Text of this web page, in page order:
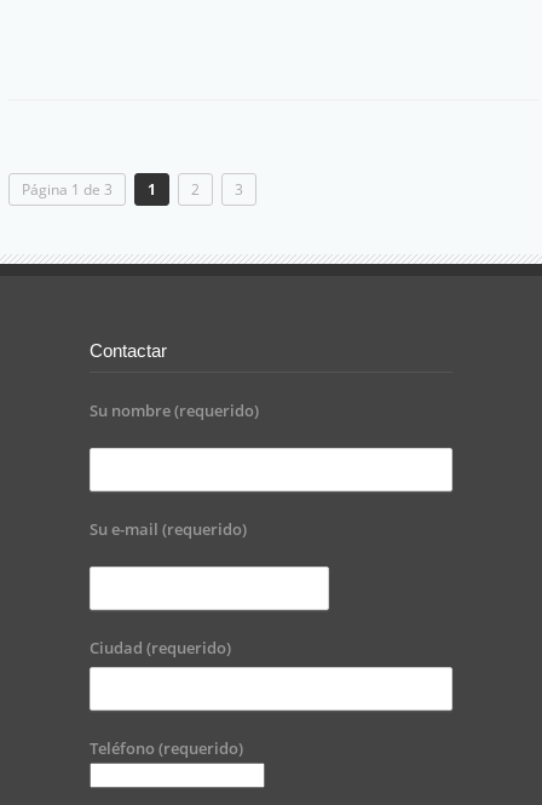
Página 1 de 3 1 2 3
Contactar
Su nombre (requerido)
Su e-mail (requerido)
Ciudad (requerido)
Teléfono (requerido)